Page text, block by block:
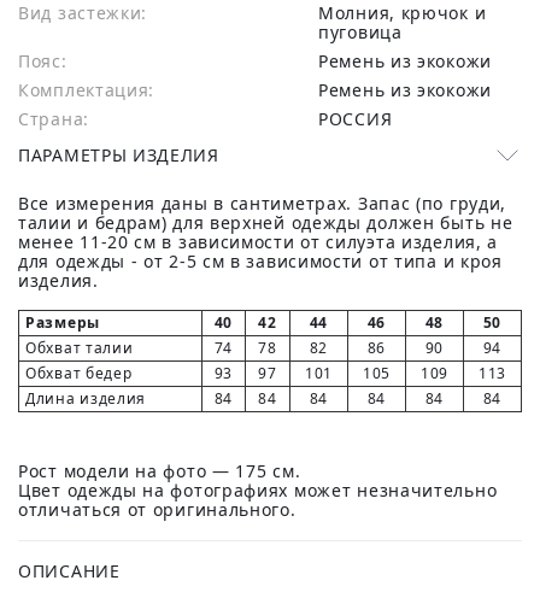
Вид застежки:
Молния, крючок и
пуговица
Пояс:
Ремень из экокожи
Комплектация:
Ремень из экокожи
Страна:
РОССИЯ
ПАРАМЕТРЫ ИЗДЕЛИЯ
Все измерения даны в сантиметрах. Запас (по груди,
талии и бедрам) для верхней одежды должен быть не
менее 11-20 см в зависимости от силуэта изделия, а
для одежды - от 2-5 см в зависимости от типа и кроя
изделия.
Размеры 40 42 44 46 48
50
Обхват талии
74 78 82 86 90
94
Обхват бедер
93 97 101 105 109
113
Длина изделия
84 84 84 84 84 84
Рост модели на фото — 175 см.
Цвет одежды на фотографиях может незначительно
отличаться от оригинального.
ОПИСАНИЕ